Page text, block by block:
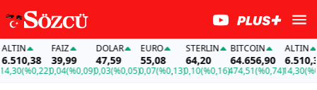
(%0,22)
FAİZ
39,99
0,04(%0,09)
DOLAR
47,59
0,03(%0,05)
EURO
55,08
0,07(%0,13)
STERLIN
64,20
0,10(%0,16)
BITCOIN
64.656,90
474,51(%0,74)
ALTIN
6.510,38
14,30(%0,22)